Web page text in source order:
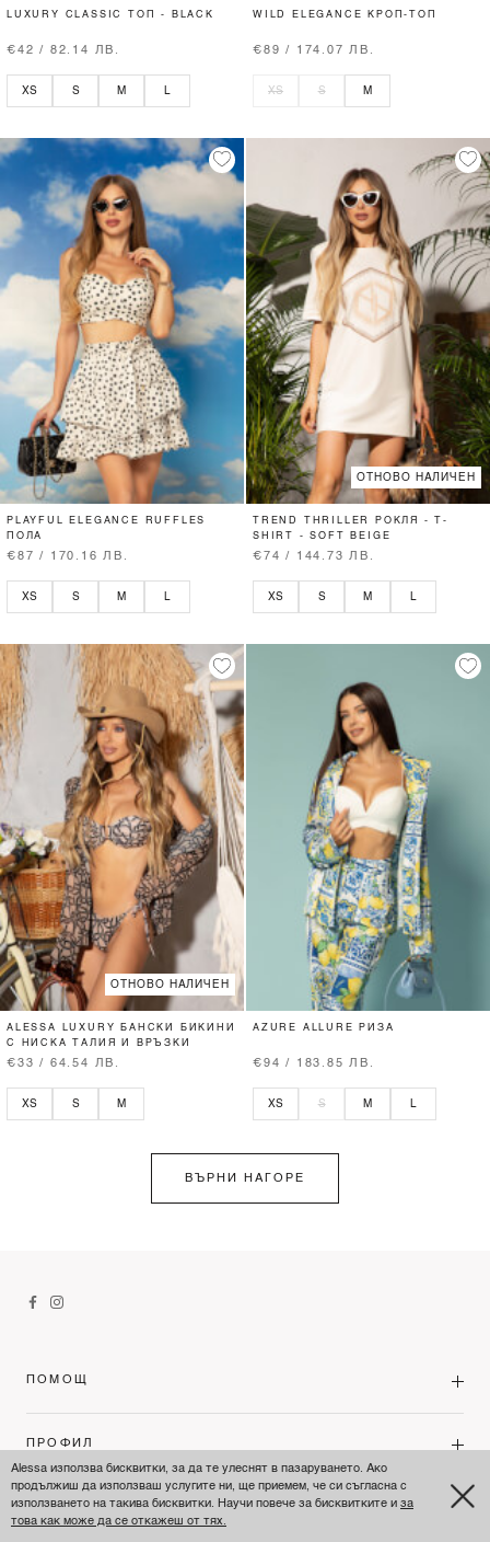
LUXURY CLASSIC ТОП - BLACK
€42 / 82.14 ЛВ.
XS S M
WILD ELEGANCE КРОП-ТОП
€89 / 174.07 ЛВ.
XS S M
PLAYFUL ELEGANCE RUFFLES
ПОЛА
€87 / 170.16 ЛВ.
XS S M L
ОТНОВО НАЛИЧЕН
TREND THRILLER РОКЛЯ - T-
SHIRT - SOFT BEIGE
€74 / 144.73 ЛВ.
XS S M L
ОТНОВО НАЛИЧЕН
ALESSA LUXURY БАНСКИ БИКИНИ
С НИСКА ТАЛИЯ И ВРЪЗКИ
€33 / 64.54 ЛВ.
XS S M
AZURE ALLURE РИЗА
€94 / 183.85 ЛВ.
XS S M
ВЪРНИ НАГОРЕ
Alessa използва бисквитки, за да те улеснят в пазаруването. Ако
продължиш да използваш услугите ни, ще приемем, че си съгласна с
използването на такива бисквитки. Научи повече за бисквитките и за
това как може да се откажеш от тях.
ПОМОЩ
ПРОФИЛ
ПРАВИЛА